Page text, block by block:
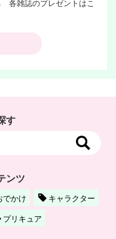
各雑誌のプレゼントはこ
す
ンツ
でかけ
キャラクター
プリキュア